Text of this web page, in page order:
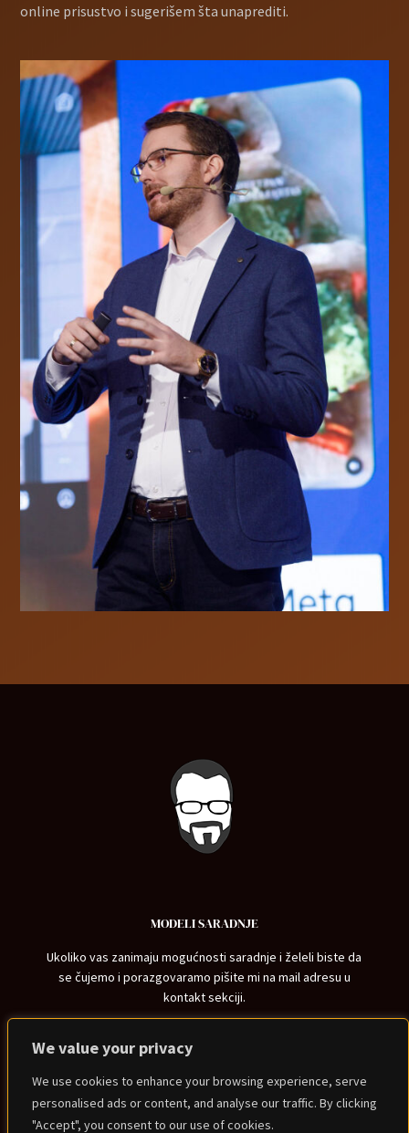
We value your privacy
We use cookies to enhance your browsing experience, serve
personalised ads or content, and analyse our traffic. By clicking
"Accept", you consent to our use of cookies.
online prisustvo i sugerišem šta unaprediti.
MODELI SARADNJE
Ukoliko vas zanimaju mogućnosti saradnje i želeli biste da
se čujemo i porazgovaramo pišite mi na mail adresu u
kontakt sekciji.
KONTAKT
nemanja@nemanjadjakovic.com